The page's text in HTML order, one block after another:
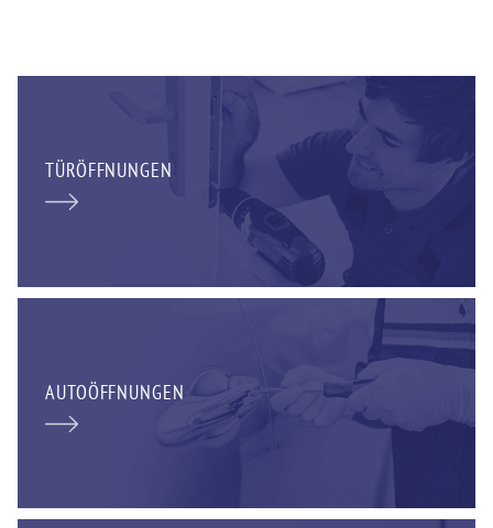
TÜRÖFFNUNGEN
AUTOÖFFNUNGEN